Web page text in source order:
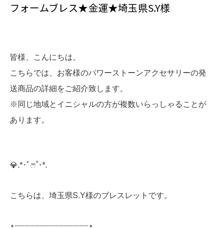
フォームブレス★金運★埼玉県S.Y様
皆様、こんにちは。
こちらでは、お客様のパワーストーンアクセサリーの発
送商品の詳細をご紹介致します。
※同じ地域とイニシャルの方が複数いらっしゃることが
あります。
💎️.*･ﾟෆ˚･*.
こちらは、埼玉県S.Y様のブレスレットです。
⋆┈┈┈┈┈┈┈┈┈┈┈┈┈┈┈⋆